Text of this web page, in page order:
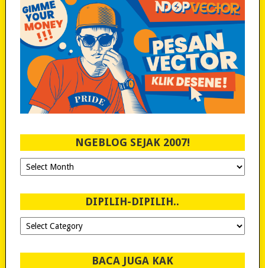
NGEBLOG SEJAK 2007!
Ngeblog
Sejak
DIPILIH-DIPILIH..
Dipilih-
dipilih..
BACA JUGA KAK